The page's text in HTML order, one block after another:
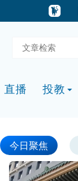
直播 投教
今日聚焦